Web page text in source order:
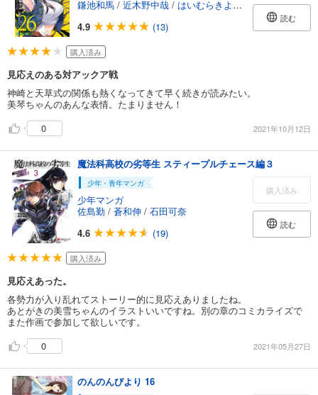
鎌池和馬 / 近木野中哉 / はいむらきよたか
4.9
(13)
読む
購入済み
見応えのある対アックア戦
神崎と天草式の関係も熱くなってきて早く続きが読みたい。
美琴ちゃんのあんな表情。たまりません！
0
2021年10月12日
魔法科高校の劣等生 スティープルチェース編３
少年・青年マンガ
少年マンガ
佐島勤 / 蒼和伸 / 石田可奈
4.6
(19)
購入済み
読む
購入済み
見応えあった。
各勢力が入り乱れてストーリー的に見応えありましたね。
あとがきの美雪ちゃんのイラストいいですね。別の章のコミカライズで
また作画で参加して欲しいです。
0
2021年05月27日
のんのんびより 16